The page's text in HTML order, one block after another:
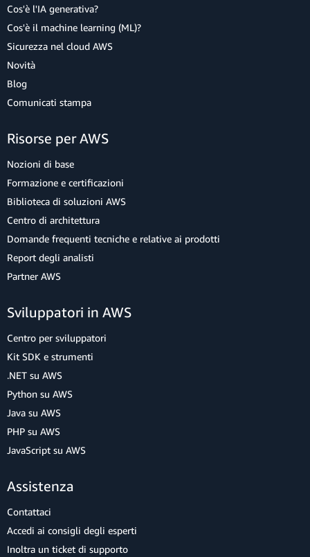
Cos'è l'IA generativa?
Cos'è il machine learning (ML)?
Sicurezza nel cloud AWS
Novità
Blog
Comunicati stampa
Risorse per AWS
Nozioni di base
Formazione e certificazioni
Biblioteca di soluzioni AWS
Centro di architettura
Domande frequenti tecniche e relative ai prodotti
Report degli analisti
Partner AWS
Sviluppatori in AWS
Centro per sviluppatori
Kit SDK e strumenti
.NET su AWS
Python su AWS
Java su AWS
PHP su AWS
JavaScript su AWS
Assistenza
Contattaci
Accedi ai consigli degli esperti
Inoltra un ticket di supporto